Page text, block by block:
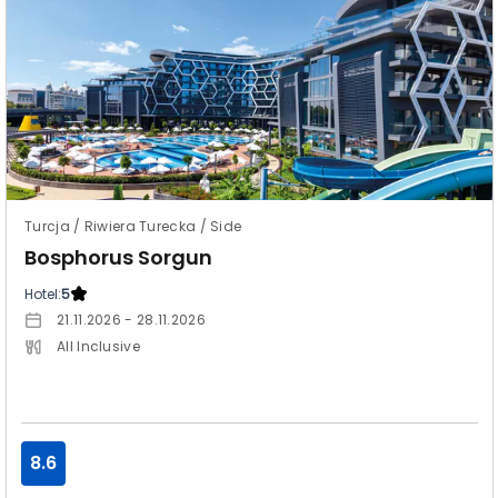
Turcja / Riwiera Turecka / Side
Bosphorus Sorgun
Hotel:5
21.11.2026 - 28.11.2026
All Inclusive
8.6